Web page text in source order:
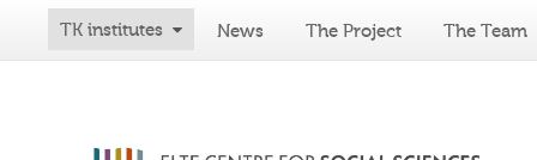
TK institutes News The Project The Team